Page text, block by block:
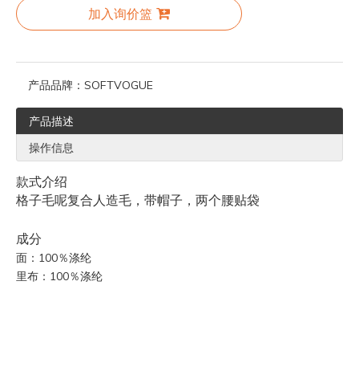
加入询价篮
产品品牌： SOFTVOGUE
产品描述
操作信息
款式介绍
格子毛呢复合人造毛，带帽子，两个腰贴袋
成分
面：100％涤纶
里布：100％涤纶